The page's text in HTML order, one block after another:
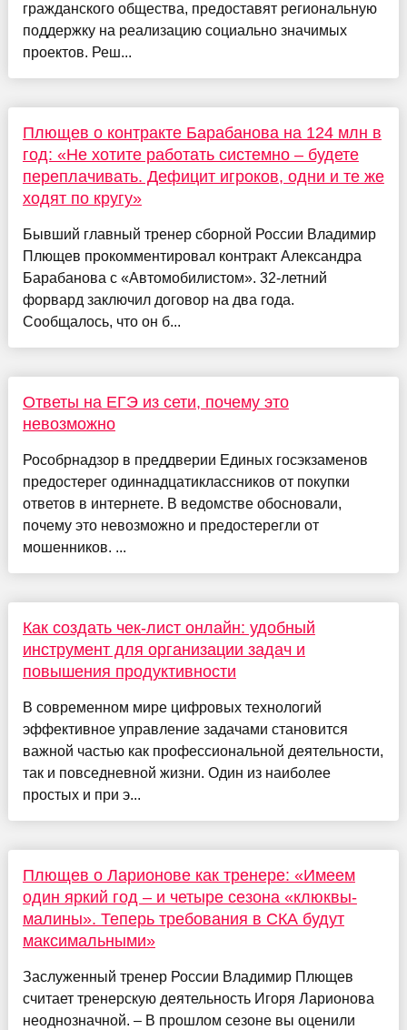
гражданского общества, предоставят региональную
поддержку на реализацию социально значимых
проектов. Реш...
Плющев о контракте Барабанова на 124 млн в
год: «Не хотите работать системно – будете
переплачивать. Дефицит игроков, одни и те же
ходят по кругу»
Бывший главный тренер сборной России Владимир
Плющев прокомментировал контракт Александра
Барабанова с «Автомобилистом». 32-летний
форвард заключил договор на два года.
Сообщалось, что он б...
Ответы на ЕГЭ из сети, почему это
невозможно
Рособрнадзор в преддверии Единых госэкзаменов
предостерег одиннадцатиклассников от покупки
ответов в интернете. В ведомстве обосновали,
почему это невозможно и предостерегли от
мошенников. ...
Как создать чек-лист онлайн: удобный
инструмент для организации задач и
повышения продуктивности
В современном мире цифровых технологий
эффективное управление задачами становится
важной частью как профессиональной деятельности,
так и повседневной жизни. Один из наиболее
простых и при э...
Плющев о Ларионове как тренере: «Имеем
один яркий год – и четыре сезона «клюквы-
малины». Теперь требования в СКА будут
максимальными»
Заслуженный тренер России Владимир Плющев
считает тренерскую деятельность Игоря Ларионова
неоднозначной. – В прошлом сезоне вы оценили